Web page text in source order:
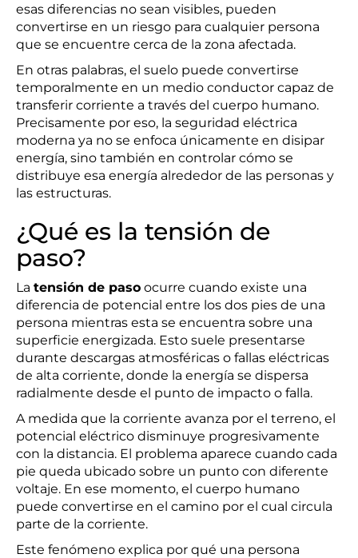
esas diferencias no sean visibles, pueden
convertirse en un riesgo para cualquier persona
que se encuentre cerca de la zona afectada.
En otras palabras, el suelo puede convertirse
temporalmente en un medio conductor capaz de
transferir corriente a través del cuerpo humano.
Precisamente por eso, la seguridad eléctrica
moderna ya no se enfoca únicamente en disipar
energía, sino también en controlar cómo se
distribuye esa energía alrededor de las personas y
las estructuras.
¿Qué es la tensión de
paso?
La tensión de paso ocurre cuando existe una
diferencia de potencial entre los dos pies de una
persona mientras esta se encuentra sobre una
superficie energizada. Esto suele presentarse
durante descargas atmosféricas o fallas eléctricas
de alta corriente, donde la energía se dispersa
radialmente desde el punto de impacto o falla.
A medida que la corriente avanza por el terreno, el
potencial eléctrico disminuye progresivamente
con la distancia. El problema aparece cuando cada
pie queda ubicado sobre un punto con diferente
voltaje. En ese momento, el cuerpo humano
puede convertirse en el camino por el cual circula
parte de la corriente.
Este fenómeno explica por qué una persona